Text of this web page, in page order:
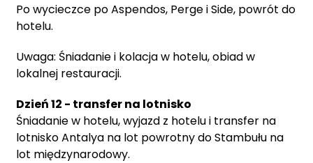
Po wycieczce po Aspendos, Perge i Side, powrót do
hotelu.
Uwaga: Śniadanie i kolacja w hotelu, obiad w
lokalnej restauracji.
Dzień 12 - transfer na lotnisko
Śniadanie w hotelu, wyjazd z hotelu i transfer na
lotnisko Antalya na lot powrotny do Stambułu na
lot międzynarodowy.